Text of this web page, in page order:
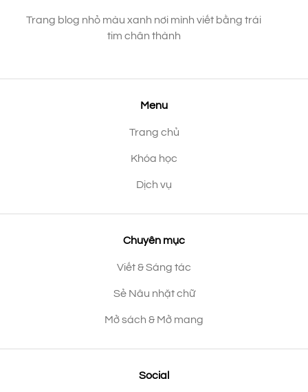
Trang blog nhỏ màu xanh nơi mình viết bằng trái
tim chân thành
Menu
Trang chủ
Khóa học
Dịch vụ
Chuyên mục
Viết & Sáng tác
Sẻ Nâu nhặt chữ
Mở sách & Mở mang
Social